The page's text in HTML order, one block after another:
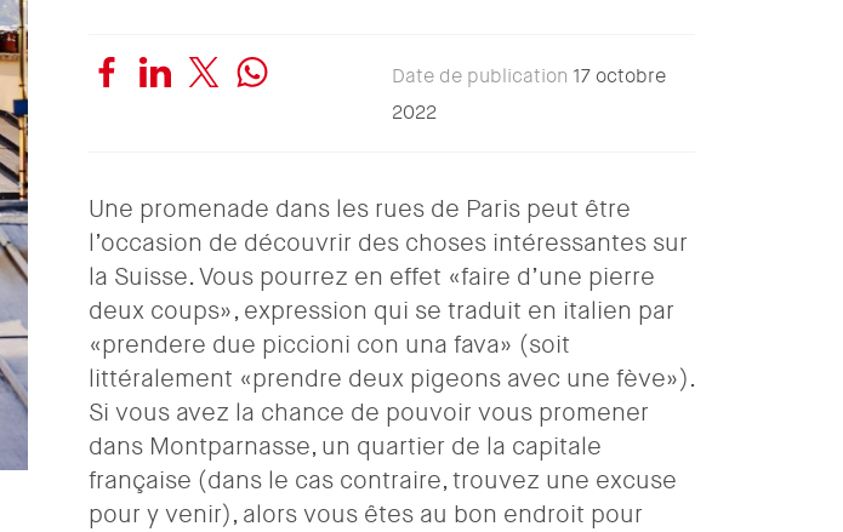
Date de publication 17 octobre
2022
Une promenade dans les rues de Paris peut être
l’occasion de découvrir des choses intéressantes sur
la Suisse. Vous pourrez en effet «faire d’une pierre
deux coups», expression qui se traduit en italien par
«prendere due piccioni con una fava» (soit
littéralement «prendre deux pigeons avec une fève»).
Si vous avez la chance de pouvoir vous promener
dans Montparnasse, un quartier de la capitale
française (dans le cas contraire, trouvez une excuse
pour y venir), alors vous êtes au bon endroit pour